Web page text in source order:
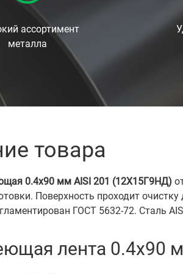
ассортимент
металла
товара
0.4х90 мм AISI 201 (12Х15Г9НД)
Поверхность проходит
ГОСТ 5632-72. Сталь
лента 0.4х90